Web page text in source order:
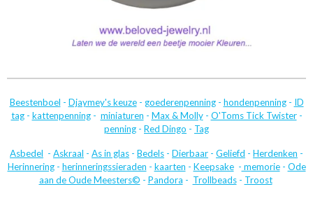
Beestenboel - Djaymey's keuze- goederenpenning- hondenpenning- ID
tag- kattenpenning- miniaturen - Max & Molly- O'Toms Tick Twister-
penning - Red Dingo - Tag
Asbedel - Askraal - As in glas - Bedels - Dierbaar - Geliefd - Herdenken -
Herinnering- herinneringssieraden - kaarten - Keepsake- memorie- Ode
aan de Oude Meesters© - Pandora - Trollbeads- Troost